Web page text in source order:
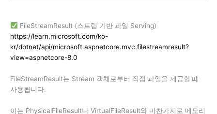
FileStreamResult (스트림 기반 파일 Serving)
https://learn.microsoft.com/ko-
kr/dotnet/api/microsoft.aspnetcore.mvc.filestreamresult?
view=aspnetcore-8.0
FileStreamResult는 Stream 객체로부터 직접 파일을 제공할 때
사용됩니다.
이는 PhysicalFileResult나 VirtualFileResult와 마찬가지로 메모리